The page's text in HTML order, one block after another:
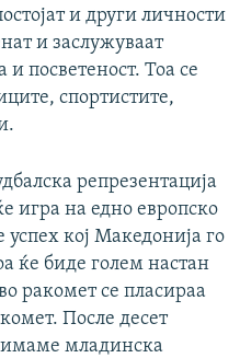
и други личности
и заслужуваат
и посветеност. Тоа се
спортистите,
репрезентација
игра на едно европско
успех кој Македонија го
ќе биде голем настан
ракомет се пласираа
После десет
имаме младинска